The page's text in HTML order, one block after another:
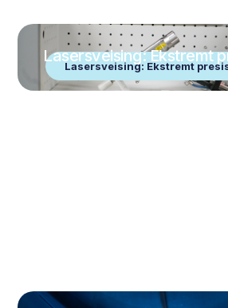
Lasersveising: Ekstremt
Lasersveising: Ekstremt